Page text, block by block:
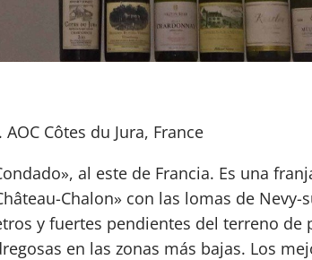
Côtes du Jura, France
al este de Francia. Es una
Chalon» con las lomas de
y fuertes pendientes del terreno
en las zonas más bajas. Los